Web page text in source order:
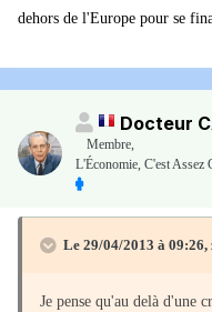
dehors de l'Europe pour se
Docteur
Membre,
L'Économie, C'est Assez
Le 29/04/2013 à 09:26,
Je pense qu'au delà d'une